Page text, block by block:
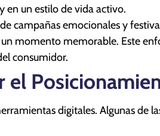
en un estilo de vida activo.
campañas emocionales y
momento memorable. Este
consumidor.
el
digitales. Algunas de